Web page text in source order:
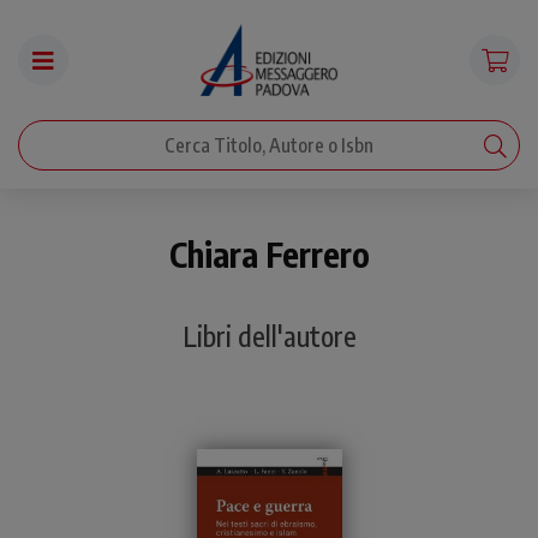
Chiara Ferrero
Libri dell'autore